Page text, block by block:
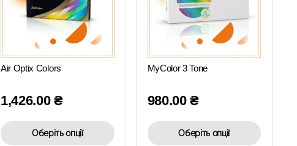
ШВИДКИЙ
Air Optix Colors
1,426.00₴
Оберіть опції
ШВИДКИЙ
MyColor 3 Tone
980.00₴
Оберіть опції